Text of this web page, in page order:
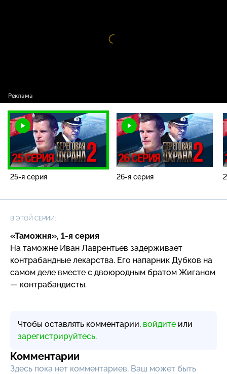
25-я серия 26-я серия
В ЭТОЙ СЕРИИ:
«Таможня», 1-я серия
На таможне Иван Лаврентьев задерживает
контрабандные лекарства. Его напарник Дубков на
самом деле вместе с двоюродным братом Жиганом
— контрабандисты.
Чтобы оставлять комментарии, войдите или
зарегистрируйтесь.
Комментарии
Здесь пока нет комментариев, Ваш может быть